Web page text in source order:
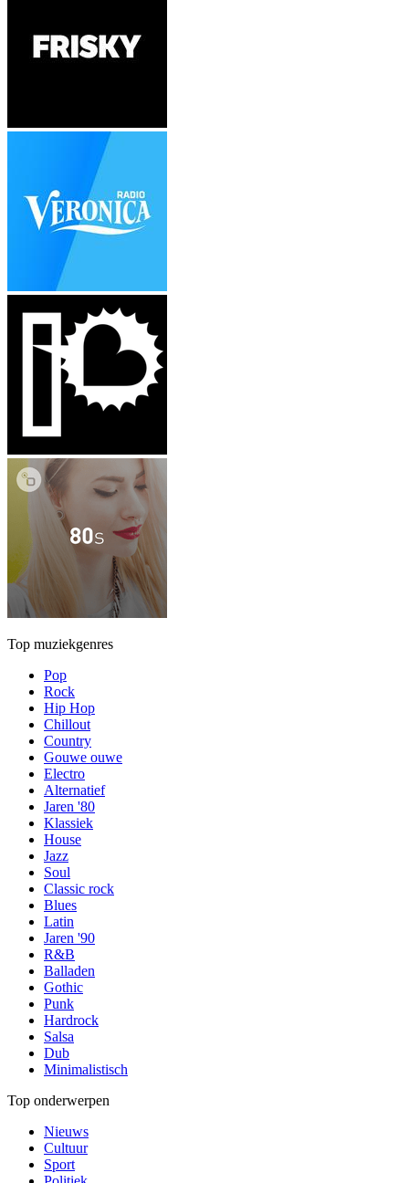
Top muziekgenres
Pop
Rock
Hip Hop
Chillout
Country
Gouwe ouwe
Electro
Alternatief
Jaren '80
Klassiek
House
Jazz
Soul
Classic rock
Blues
Latin
Jaren '90
R&B
Balladen
Gothic
Punk
Hardrock
Salsa
Dub
Minimalistisch
Top onderwerpen
Nieuws
Cultuur
Sport